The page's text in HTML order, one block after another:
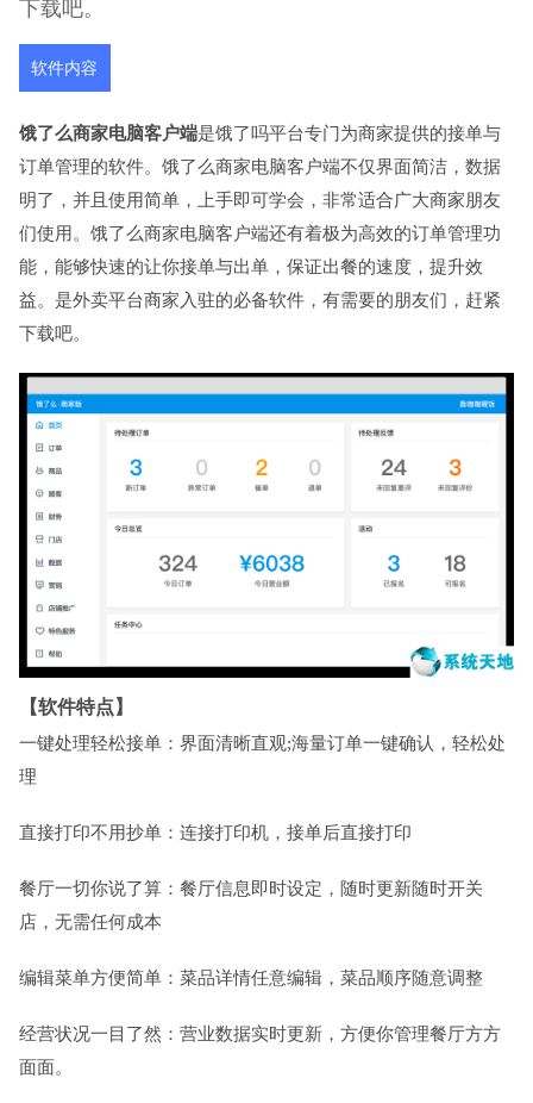
下载吧。
软件内容
饿了么商家电脑客户端是饿了吗平台专门为商家提供的接单与
订单管理的软件。饿了么商家电脑客户端不仅界面简洁，数据
明了，并且使用简单，上手即可学会，非常适合广大商家朋友
们使用。饿了么商家电脑客户端还有着极为高效的订单管理功
能，能够快速的让你接单与出单，保证出餐的速度，提升效
益。是外卖平台商家入驻的必备软件，有需要的朋友们，赶紧
下载吧。
【软件特点】
一键处理轻松接单：界面清晰直观;海量订单一键确认，轻松处
理
直接打印不用抄单：连接打印机，接单后直接打印
餐厅一切你说了算：餐厅信息即时设定，随时更新随时开关
店，无需任何成本
编辑菜单方便简单：菜品详情任意编辑，菜品顺序随意调整
经营状况一目了然：营业数据实时更新，方便你管理餐厅方方
面面。